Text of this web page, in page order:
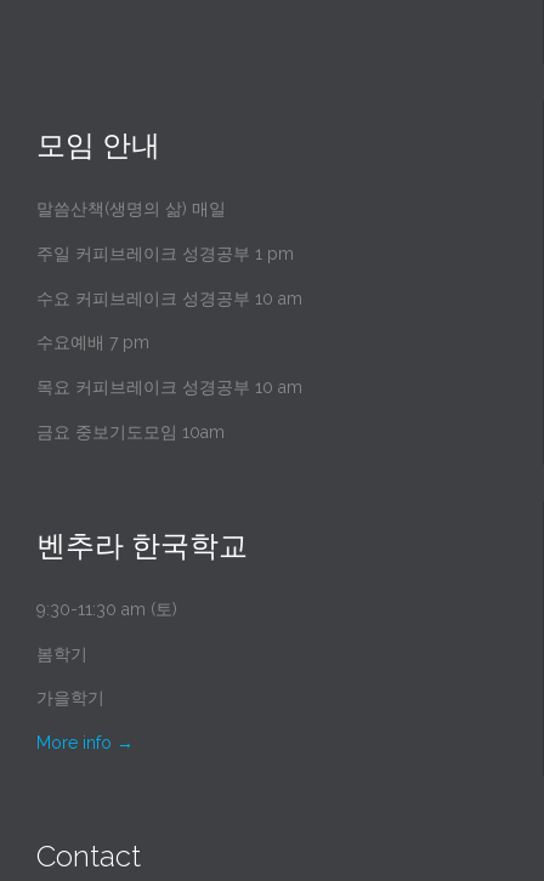
모임 안내
말씀산책(생명의 삶) 매일
주일 커피브레이크 성경공부 1 pm
수요 커피브레이크 성경공부 10 am
수요예배 7 pm
목요 커피브레이크 성경공부 10 am
금요 중보기도모임 10am
벤추라 한국학교
9:30-11:30 am (토)
봄학기
가을학기
More info →
Contact